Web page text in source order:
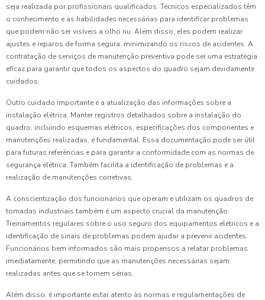
seja realizada por profissionais qualificados. Técnicos especializados têm
o conhecimento e as habilidades necessárias para identificar problemas
que podem não ser visíveis a olho nu. Além disso, eles podem realizar
ajustes e reparos de forma segura, minimizando os riscos de acidentes. A
contratação de serviços de manutenção preventiva pode ser uma estratégia
eficaz para garantir que todos os aspectos do quadro sejam devidamente
cuidados.
Outro cuidado importante é a atualização das informações sobre a
instalação elétrica. Manter registros detalhados sobre a instalação do
quadro, incluindo esquemas elétricos, especificações dos componentes e
manutenções realizadas, é fundamental. Essa documentação pode ser útil
para futuras referências e para garantir a conformidade com as normas de
segurança elétrica. Também facilita a identificação de problemas e a
realização de manutenções corretivas.
A conscientização dos funcionários que operam e utilizam os quadros de
tomadas industriais também é um aspecto crucial da manutenção.
Treinamentos regulares sobre o uso seguro dos equipamentos elétricos e a
identificação de sinais de problemas podem ajudar a prevenir acidentes.
Funcionários bem informados são mais propensos a relatar problemas
imediatamente, permitindo que as manutenções necessárias sejam
realizadas antes que se tornem sérias.
Além disso, é importante estar atento às normas e regulamentações de